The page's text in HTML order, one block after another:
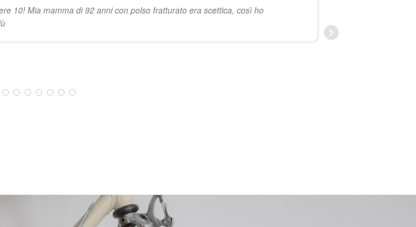
10! Mia mamma di 92 anni con polso fratturato era scettica, così ho